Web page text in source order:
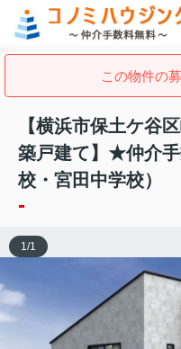
この物件の
【横浜市保土ケ谷
築戸建て】★仲介
校・宮田中学校）
-
1/1